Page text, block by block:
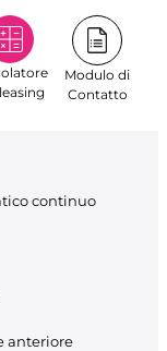
Modulo di
Contatto
continuo
anteriore